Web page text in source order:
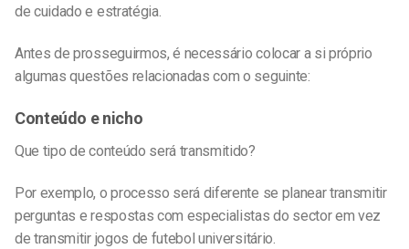
de cuidado e estratégia.
Antes de prosseguirmos, é necessário colocar a si próprio
algumas questões relacionadas com o seguinte:
Conteúdo e nicho
Que tipo de conteúdo será transmitido?
Por exemplo, o processo será diferente se planear transmitir
perguntas e respostas com especialistas do sector em vez
de transmitir jogos de futebol universitário.